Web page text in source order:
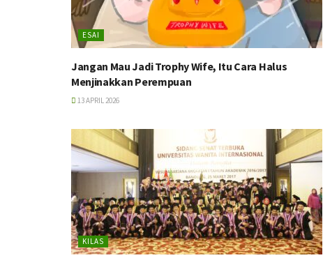
ESAI
Jangan Mau Jadi Trophy Wife, Itu Cara Halus
Menjinakkan Perempuan
13 APRIL 2026
KILAS